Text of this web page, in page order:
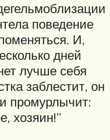
поведение
И,
дней
лучше себя
заблестит, он
промурлычит:
хозяин!”